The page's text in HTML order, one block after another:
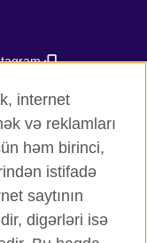
internet
və reklamları
həm birinci,
istifadə
saytının
digərləri isə